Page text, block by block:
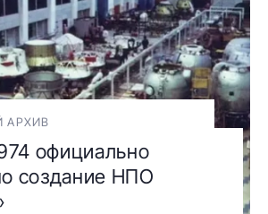
АРХИВ
официально
создание НПО